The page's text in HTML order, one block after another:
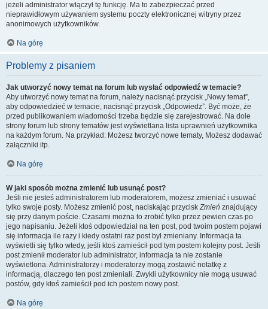
jeżeli administrator włączył tę funkcję. Ma to zabezpieczać przed
nieprawidłowym używaniem systemu poczty elektronicznej witryny przez
anonimowych użytkowników.
Na górę
Problemy z pisaniem
Jak utworzyć nowy temat na forum lub wysłać odpowiedź w temacie?
Aby utworzyć nowy temat na forum, należy nacisnąć przycisk „Nowy temat”,
aby odpowiedzieć w temacie, nacisnąć przycisk „Odpowiedz”. Być może, że
przed publikowaniem wiadomości trzeba będzie się zarejestrować. Na dole
strony forum lub strony tematów jest wyświetlana lista uprawnień użytkownika
na każdym forum. Na przykład: Możesz tworzyć nowe tematy, Możesz dodawać
załączniki itp.
Na górę
W jaki sposób można zmienić lub usunąć post?
Jeśli nie jesteś administratorem lub moderatorem, możesz zmieniać i usuwać
tylko swoje posty. Możesz zmienić post, naciskając przyciskZmień znajdujący
się przy danym poście. Czasami można to zrobić tylko przez pewien czas po
jego napisaniu. Jeżeli ktoś odpowiedział na ten post, pod twoim postem pojawi
się informacja ile razy i kiedy ostatni raz post był zmieniany. Informacja ta
wyświetli się tylko wtedy, jeśli ktoś zamieścił pod tym postem kolejny post. Jeśli
post zmienił moderator lub administrator, informacja ta nie zostanie
wyświetlona. Administratorzy i moderatorzy mogą zostawić notatkę z
informacją, dlaczego ten post zmieniali. Zwykli użytkownicy nie mogą usuwać
postów, gdy ktoś zamieścił pod ich postem nowy post.
Na górę